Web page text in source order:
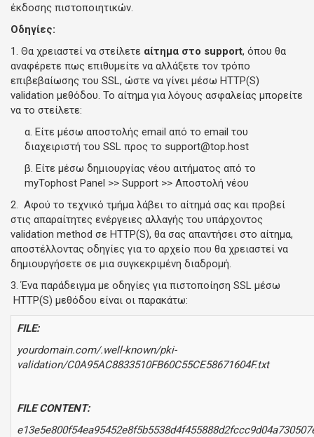
έκδοσης πιστοποιητικών.
Οδηγίες:
1. Θα χρειαστεί να στείλετε αίτημα στο support, όπου θα
αναφέρετε πως επιθυμείτε να αλλάξετε τον τρόπο
επιβεβαίωσης του SSL, ώστε να γίνει μέσω HTTP(S)
validation μεθόδου. Το αίτημα για λόγους ασφαλείας μπορείτε
να το στείλετε:
α. Είτε μέσω αποστολής email από το email του
διαχειριστή του SSL προς το support@top.host
β. Είτε μέσω δημιουργίας νέου αιτήματος από το
myTophost Panel >> Support >> Αποστολή νέου
2. Αφού το τεχνικό τμήμα λάβει το αίτημά σας και προβεί
στις απαραίτητες ενέργειες αλλαγής του υπάρχοντος
validation method σε HTTP(S), θα σας απαντήσει στο αίτημα,
αποστέλλοντας οδηγίες για το αρχείο που θα χρειαστεί να
δημιουργήσετε σε μια συγκεκριμένη διαδρομή.
3. Ένα παράδειγμα με οδηγίες για πιστοποίηση SSL μέσω
HTTP(S) μεθόδου είναι οι παρακάτω:
FILE:
yourdomain.com/.well-known/pki-
validation/C0A95AC8833510FB60C55CE58671604F.txt
FILE CONTENT: